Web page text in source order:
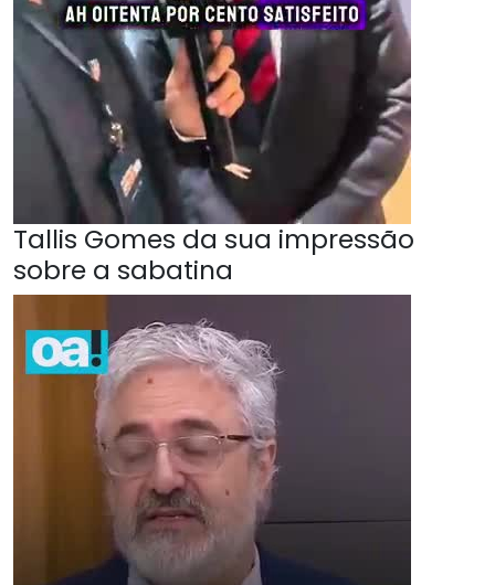
Tallis Gomes da sua impressão
sobre a sabatina